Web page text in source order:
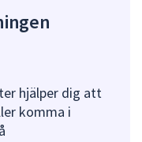
hjälper dig att
komma i